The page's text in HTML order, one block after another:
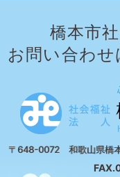
橋本市
お問い合わせ
〒648-0072 和歌山県橋